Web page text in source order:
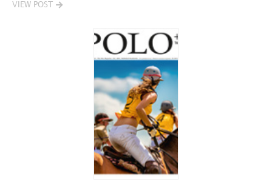
VIEW POST